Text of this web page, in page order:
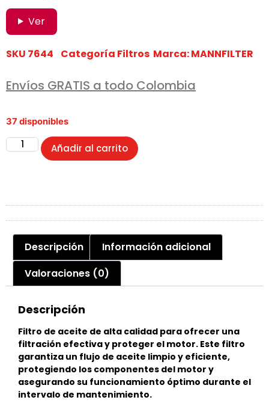
Ver
SKU 7644 Categoría Filtros Marca:MANNFILTER
Envíos GRATIS a todo Colombia
37 disponibles
Añadir al carrito
Descripción
Información adicional
Valoraciones (0)
Descripción
Filtro de aceite de alta calidad para ofrecer una
filtración efectiva y proteger el motor. Este filtro
garantiza un flujo de aceite limpio y eficiente,
protegiendo los componentes del motor y
asegurando su funcionamiento óptimo durante el
intervalo de mantenimiento.